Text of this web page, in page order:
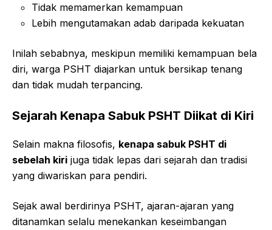
Tidak memamerkan kemampuan
Lebih mengutamakan adab daripada kekuatan
Inilah sebabnya, meskipun memiliki kemampuan bela
diri, warga PSHT diajarkan untuk bersikap tenang
dan tidak mudah terpancing.
Sejarah Kenapa Sabuk PSHT Diikat di Kiri
Selain makna filosofis, kenapa sabuk PSHT di
sebelah kiri juga tidak lepas dari sejarah dan tradisi
yang diwariskan para pendiri.
Sejak awal berdirinya PSHT, ajaran-ajaran yang
ditanamkan selalu menekankan keseimbangan